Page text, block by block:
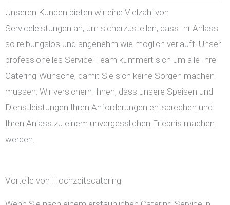
Unseren Kunden bieten wir eine Vielzahl von
Serviceleistungen an, um sicherzustellen, dass Ihr Anlass
so reibungslos und angenehm wie möglich verläuft. Unser
professionelles Service-Team kümmert sich um alle Ihre
Catering-Wünsche, damit Sie sich keine Sorgen machen
müssen. Wir versichern Ihnen, dass unsere Speisen und
Dienstleistungen Ihren Anforderungen entsprechen und
Ihren Anlass zu einem unvergesslichen Erlebnis machen
werden.
Vorteile von Hochzeitscatering